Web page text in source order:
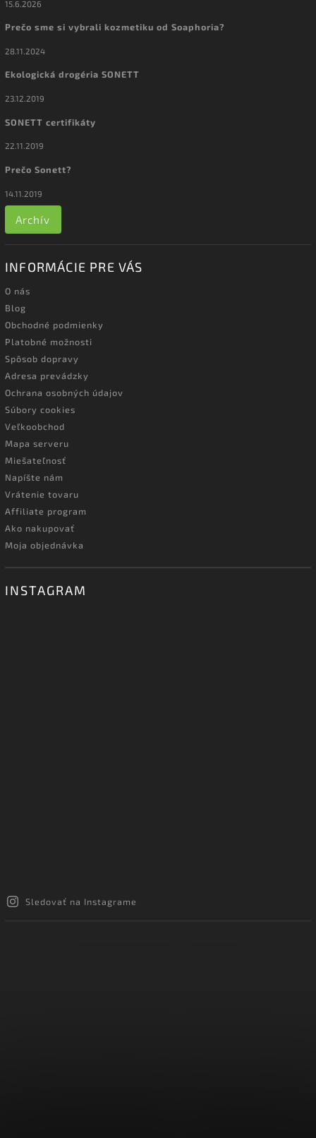
15.6.2026
Prečo sme si vybrali kozmetiku od Soaphoria?
28.11.2024
Ekologická drogéria SONETT
23.12.2019
SONETT certifikáty
22.11.2019
Prečo Sonett?
14.11.2019
Archív
INFORMÁCIE PRE VÁS
O nás
Blog
Obchodné podmienky
Platobné možnosti
Spôsob dopravy
Adresa prevádzky
Ochrana osobných údajov
Súbory cookies
Veľkoobchod
Mapa serveru
Miešateľnosť
Napíšte nám
Vrátenie tovaru
Affiliate program
Ako nakupovať
Moja objednávka
INSTAGRAM
Sledovať na Instagrame